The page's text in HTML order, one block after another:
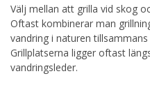
Välj mellan att grilla vid skog
Oftast kombinerar man
vandring i naturen
Grillplatserna ligger oftast
vandringsleder.